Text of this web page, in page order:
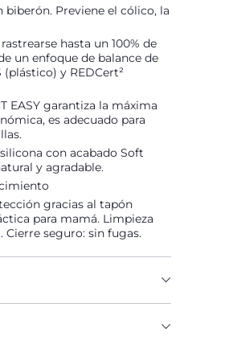
Previene el cólico, la
hasta un 100% de
un enfoque de balance de
(plástico) y REDCert²
EASY garantiza la máxima
es adecuado para
con acabado Soft
y agradable.
gracias al tapón
para mamá. Limpieza
Cierre seguro: sin fugas.